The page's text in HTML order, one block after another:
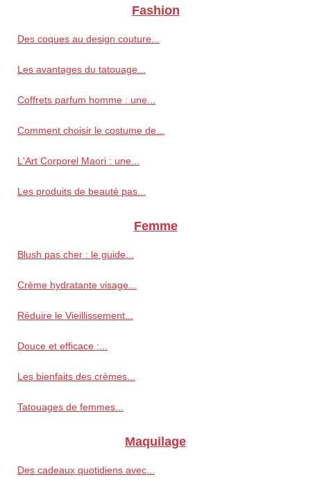
Fashion
Des coques au design couture...
Les avantages du tatouage...
Coffrets parfum homme : une...
Comment choisir le costume de...
L'Art Corporel Maori : une...
Les produits de beauté pas...
Femme
Blush pas cher : le guide...
Crème hydratante visage...
Réduire le Vieillissement...
Douce et efficace :...
Les bienfaits des crèmes...
Tatouages de femmes...
Maquilage
Des cadeaux quotidiens avec...